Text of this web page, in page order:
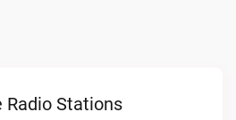
Radio Stations